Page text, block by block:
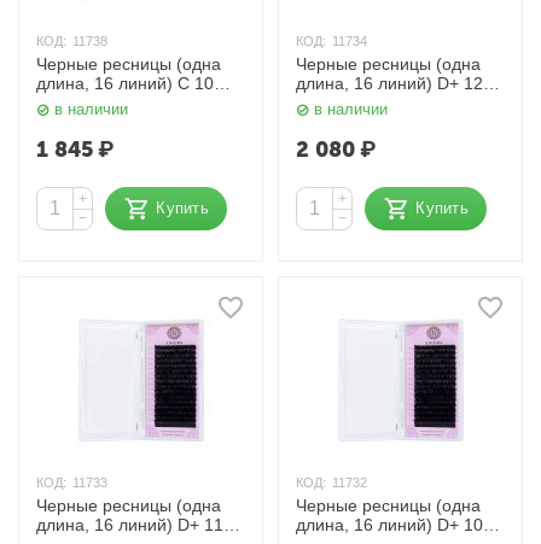
КОД: 11738
Черные ресницы (одна
длина, 16 линий) C 10
мм. 0,12 мм. Enigma
в наличии
1 845₽
+
−
Купить
КОД: 11734
Черные ресницы (одна
длина, 16 линий) D+ 12
мм. 0,10 мм. Enigma
в наличии
2 080₽
+
−
Купить
КОД: 11733
Черные ресницы (одна
длина, 16 линий) D+ 11
КОД: 11732
Черные ресницы (одна
длина, 16 линий) D+ 10